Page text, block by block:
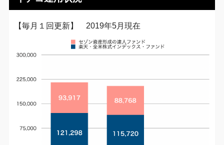
【毎月１回更新】 2019年5月現在